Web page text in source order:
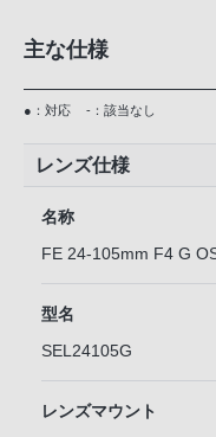
主な仕様
●：対応 -：該当なし
レンズ仕様
名称
FE 24-105mm F4 G
型名
SEL24105G
レンズマウント